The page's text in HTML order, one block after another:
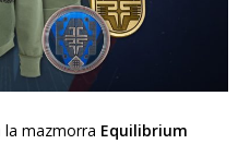
la mazmorra Equilibrium